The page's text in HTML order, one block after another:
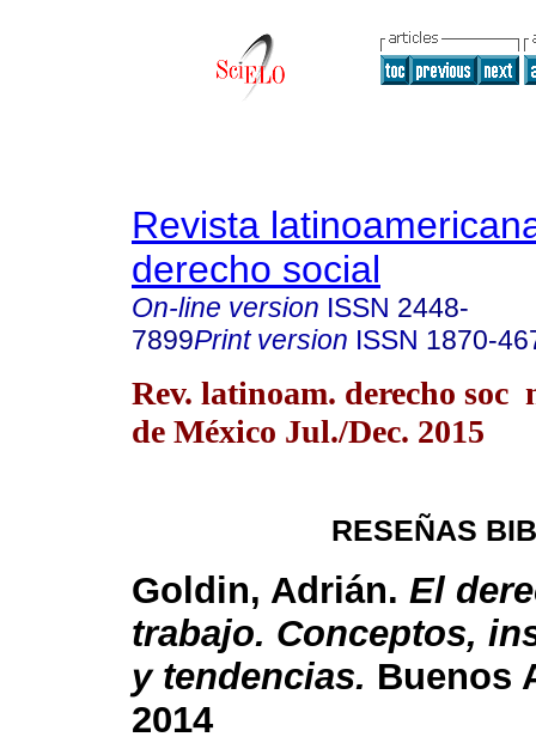
Revista
derecho social
On-line version ISSN 2448-
7899Print version ISSN 1870-
Rev. latinoam. derecho soc
de México Jul./Dec. 2015
RESEÑAS
Goldin, Adrián. El
trabajo. Conceptos,
y tendencias. Buenos
2014